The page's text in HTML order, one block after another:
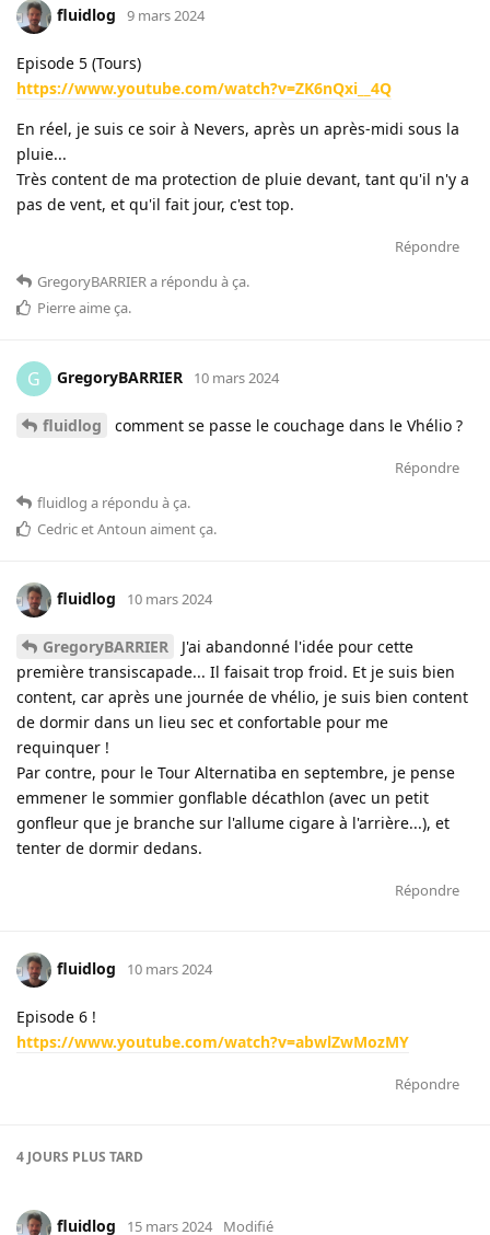
fluidlog 9 mars 2024
Episode 5 (Tours)
https://www.youtube.com/watch?v=ZK6nQxi__4Q
En réel, je suis ce soir à Nevers, après un après-midi sous la
pluie...
Très content de ma protection de pluie devant, tant qu'il n'y a
pas de vent, et qu'il fait jour, c'est top.
Répondre
GregoryBARRIERa répondu à ça.
Pierreaime ça.
G GregoryBARRIER 10 mars 2024
fluidlog comment se passe le couchage dans le Vhélio ?
Répondre
fluidlog a répondu à ça.
CedricetAntoun aiment ça.
fluidlog 10 mars 2024
GregoryBARRIER
J'ai abandonné l'idée pour cette
première transiscapade... Il faisait trop froid. Et je suis bien
content, car après une journée de vhélio, je suis bien content
de dormir dans un lieu sec et confortable pour me
requinquer !
Par contre, pour le Tour Alternatiba en septembre, je pense
emmener le sommier gonflable décathlon (avec un petit
gonfleur que je branche sur l'allume cigare à l'arrière...), et
tenter de dormir dedans.
Répondre
fluidlog 10 mars 2024
Episode 6 !
https://www.youtube.com/watch?v=abwlZwMozMY
Répondre
4 JOURS PLUS TARD
fluidlog 15 mars 2024 Modifié